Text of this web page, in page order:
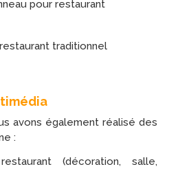
avons également réalisé des
:
(décoration, salle,